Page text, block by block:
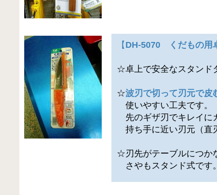
【 DH-5070 くだもの用
☆卓上で安全なスタンド
☆波刃で切って刃元で皮
使いやすい工夫です。
先のギザ刃でキレイに
持ち手に近い刃元（直
☆刃先がテーブルにつか
さやもスタンド式です